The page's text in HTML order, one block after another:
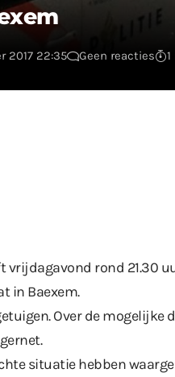
2017 22:35 Geen reacties
vrijdagavond rond 21.30
in Baexem.
Over de mogelijke
situatie hebben